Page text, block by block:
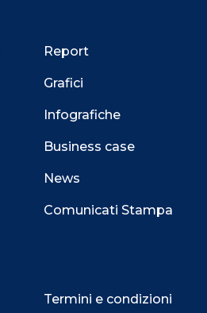
Report
Grafici
Infografiche
Business case
News
Comunicati Stampa
Termini e condizioni